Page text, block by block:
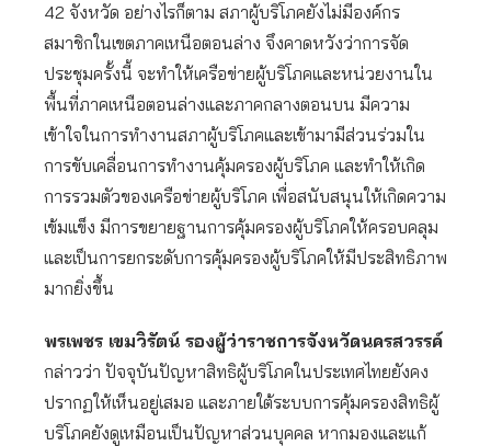
42 จังหวัด อย่างไรก็ตาม สภาผู้บริโภคยังไม่มีองค์กร
สมาชิกในเขตภาคเหนือตอนล่าง จึงคาดหวังว่าการจัด
ประชุมครั้งนี้ จะทำให้เครือข่ายผู้บริโภคและหน่วยงานใน
พื้นที่ภาคเหนือตอนล่างและภาคกลางตอนบน มีความ
เข้าใจในการทำงานสภาผู้บริโภคและเข้ามามีส่วนร่วมใน
การขับเคลื่อนการทำงานคุ้มครองผู้บริโภค และทำให้เกิด
การรวมตัวของเครือข่ายผู้บริโภค เพื่อสนับสนุนให้เกิดความ
เข้มแข็ง มีการขยายฐานการคุ้มครองผู้บริโภคให้ครอบคลุม
และเป็นการยกระดับการคุ้มครองผู้บริโภคให้มีประสิทธิภาพ
มากยิ่งขึ้น
พรเพชร เขมวิรัตน์ รองผู้ว่าราชการจังหวัดนครสวรรค์
กล่าวว่า ปัจจุบันปัญหาสิทธิผู้บริโภคในประเทศไทยยังคง
ปรากฏให้เห็นอยู่เสมอ และภายใต้ระบบการคุ้มครองสิทธิผู้
บริโภคยังดูเหมือนเป็นปัญหาส่วนบุคคล หากมองและแก้